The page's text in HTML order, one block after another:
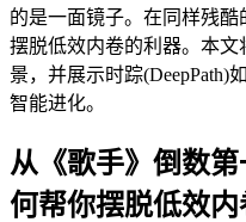
的是一面镜子。在同样残
摆脱低效内卷的利器。本
景，并展示时踪(DeepPath)
智能进化。
从《歌手》倒数
何帮你摆脱低效内